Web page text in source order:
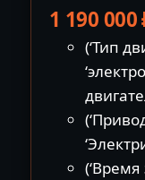
1 190 000
(‘Тип
(‘Время